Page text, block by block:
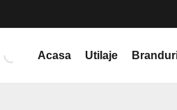
Acasa Utilaje